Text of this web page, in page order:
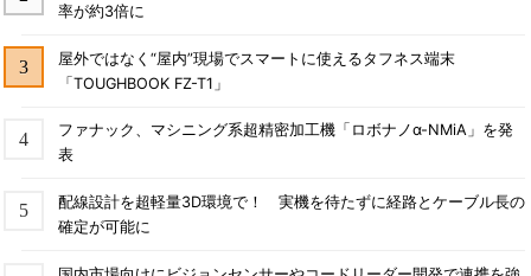
率が約3倍に
屋外ではなく“屋内”現場でスマートに使えるタフネス端末
「TOUGHBOOK FZ-T1」
ファナック、マシニング系超精密加工機「ロボナノα-NMiA」を発
表
配線設計を超軽量3D環境で！ 実機を待たずに経路とケーブル長の
確定が可能に